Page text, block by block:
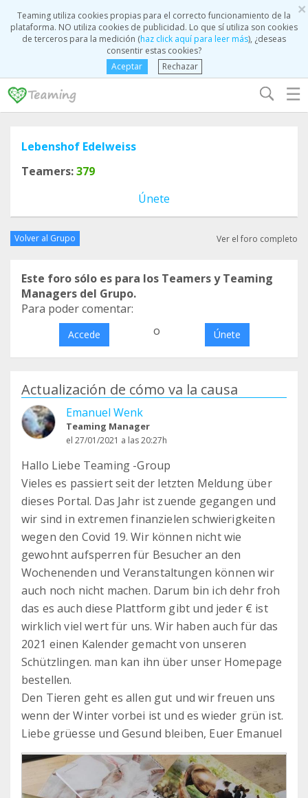
×
Teaming utiliza cookies propias para el correcto funcionamiento de la
plataforma. NO utiliza cookies de publicidad. Lo que sí utiliza son cookies
de terceros para la medición (haz click aquí para leer más), ¿deseas
consentir estas cookies?
Aceptar
Rechazar
☰
Lebenshof Edelweiss
Teamers:379
Únete
Volver al Grupo Ver el foro completo
Este foro sólo es para los Teamers y Teaming
Managers del Grupo.
Para poder comentar:
Accede o Únete
Actualización de cómo va la causa
Emanuel Wenk
Teaming Manager
el 27/01/2021 a las 20:27h
Hallo Liebe Teaming -Group
Vieles es passiert seit der letzten Meldung über
dieses Portal. Das Jahr ist zuende gegangen und
wir sind in extremen finanzielen schwierigkeiten
wegen den Covid 19. Wir können nicht wie
gewohnt aufsperren für Besucher an den
Wochenenden und Veranstaltungen können wir
auch noch nicht machen. Darum bin ich dehr froh
das es auch diese Plattform gibt und jeder € ist
wirklich viel wert für uns. Wir haben auch für das
2021 einen Kalender gemacht von unseren
Schützlingen. man kan ihn über unser Homepage
bestellen.
Den Tieren geht es allen gut und wir freuen uns
wenn der Winter vorbei ist und es wieder grün ist.
Liebe grüesse und Gesund bleiben, Euer Emanuel